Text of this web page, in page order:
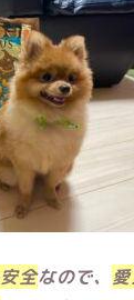
全なので、